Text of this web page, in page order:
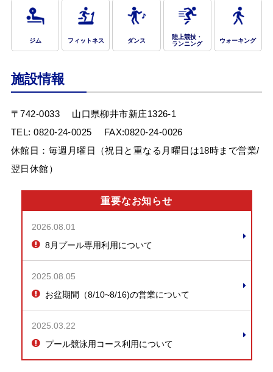
Webアクセシビリティについて
ジム フィットネス ダンス
陸上競技・
ランニング
ウォーキング
施設情報
〒742-0033
山口県柳井市新庄1326-1
TEL:0820-24-0025
FAX:0820-24-0026
休館日：毎週月曜日（祝日と重なる月曜日は18時まで営業/
翌日休館）
重要なお知らせ
2026.08.01
8月プール専用利用について
2025.08.05
お盆期間（8/10~8/16)の営業について
2025.03.22
プール競泳用コース利用について